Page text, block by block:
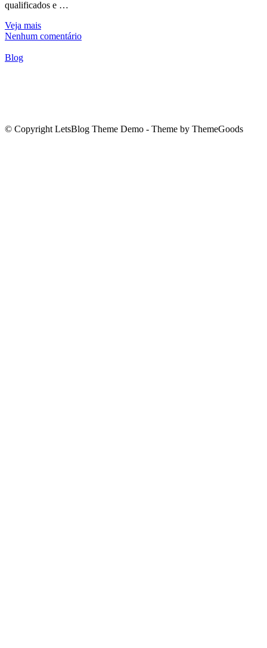
qualificados e …
Veja mais
Nenhum comentário
Blog
© Copyright LetsBlog Theme Demo - Theme by ThemeGoods